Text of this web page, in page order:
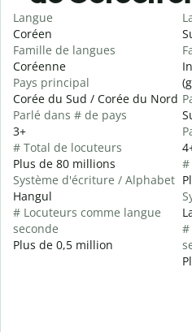
Langue
Coréen
Famille de langues
Coréenne
Pays principal
Corée du Sud / Corée du Nord
Parlé dans # de pays
3+
# Total de locuteurs
Plus de 80 millions
Système d'écriture / Alphabet
Hangul
# Locuteurs comme langue
seconde
Plus de 0,5 million
#
#